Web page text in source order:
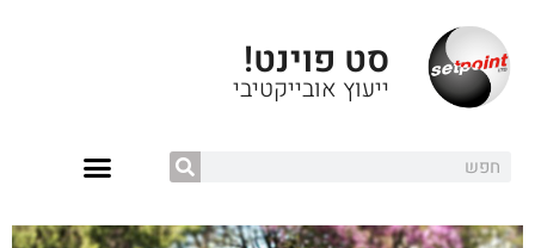
סט פוינט!
ייעוץ אובייקטיבי